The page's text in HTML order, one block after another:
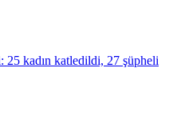
25 kadın katledildi, 27 şüpheli